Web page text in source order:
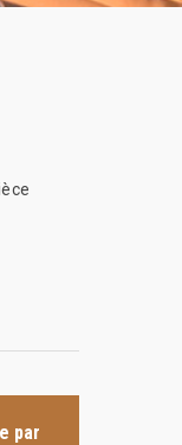
par